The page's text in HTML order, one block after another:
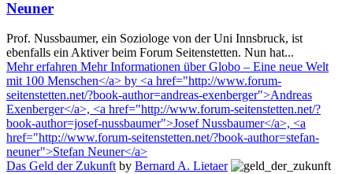
Neuner
Prof. Nussbaumer, ein Soziologe von der Uni Innsbruck, ist
ebenfalls ein Aktiver beim Forum Seitenstetten. Nun hat...
Mehr erfahren Mehr Informationen über Globo – Eine neue Welt
mit 100 Menschen</a> by <a href="http://www.forum-
seitenstetten.net/?book-author=andreas-exenberger">Andreas
Exenberger</a>, <a href="http://www.forum-seitenstetten.net/?
book-author=josef-nussbaumer">Josef Nussbaumer</a>, <a
href="http://www.forum-seitenstetten.net/?book-author=stefan-
neuner">Stefan Neuner</a>
Das Geld der Zukunft by Bernard A. Lietaer